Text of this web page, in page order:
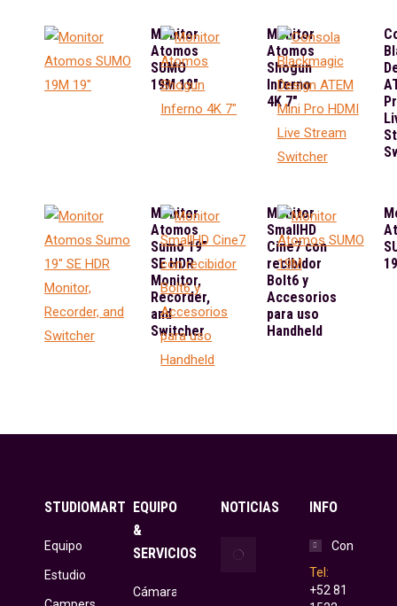
Monitor
Atomos
SUMO
19M 19"
Monitor
Atomos
Shogun
Inferno
4K 7"
Monitor
Atomos
Sumo 19"
SE HDR
Monitor,
Recorder,
and
Switcher
Monitor
SmallHD
Cine7 con
recibidor
Bolt6 y
Accesorios
para uso
Handheld
STUDIOMART
Equipo
Estudio
EQUIPO
&
SERVICIOS
Cámara
NOTICIAS
la primera
piedra de
INFO
Contacto
Tel:
+52 81